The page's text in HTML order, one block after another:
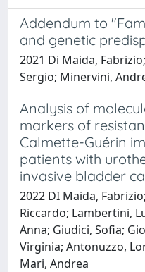
Addendum to
and genetic
2021 Di Maida,
Sergio; Minervini,
Analysis of
markers of
Calmette-Guérin
patients with
invasive bladder
2022 DI Maida,
Riccardo; Lambertini,
Anna; Giudici, Sofia;
Virginia; Antonuzzo,
Mari, Andrea